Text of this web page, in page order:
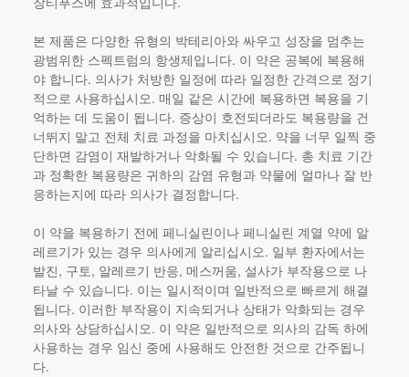
본 제품은 다양한 유형의 박테리아와 싸우고 성장을 멈추는
광범위한 스펙트럼의 항생제입니다. 이 약은 공복에 복용해
야 합니다. 의사가 처방한 일정에 따라 일정한 간격으로 정기
적으로 사용하십시오. 매일 같은 시간에 복용하면 복용을 기
억하는 데 도움이 됩니다. 증상이 호전되더라도 복용량을 건
너뛰지 말고 전체 치료 과정을 마치십시오. 약을 너무 일찍 중
단하면 감염이 재발하거나 악화될 수 있습니다. 총 치료 기간
과 정확한 복용량은 귀하의 감염 유형과 약물에 얼마나 잘 반
응하는지에 따라 의사가 결정합니다.
이 약을 복용하기 전에 페니실린이나 페니실린 계열 약에 알
레르기가 있는 경우 의사에게 알리십시오. 일부 환자에서는
발진, 구토, 알레르기 반응, 메스꺼움, 설사가 부작용으로 나
타날 수 있습니다. 이는 일시적이며 일반적으로 빠르게 해결
됩니다. 이러한 부작용이 지속되거나 상태가 악화되는 경우
의사와 상담하십시오. 이 약은 일반적으로 의사의 감독 하에
사용하는 경우 임신 중에 사용해도 안전한 것으로 간주됩니
다.